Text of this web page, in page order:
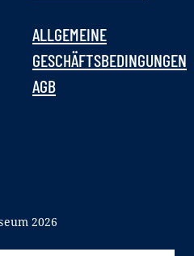
ALLGEMEINE
GESCHÄFTSBEDINGUNGEN
AGB
2026